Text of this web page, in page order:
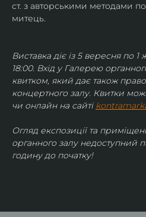
ст. з авторськими методами
митець.
Виставка діє із 5 вересня по
18:00. Вхід у Галерею
квитком, який дає також право
концертного залу. Квитки
чи онлайн на сайті
Огляд експозиції та
органного залу недоступний
годину до початку!